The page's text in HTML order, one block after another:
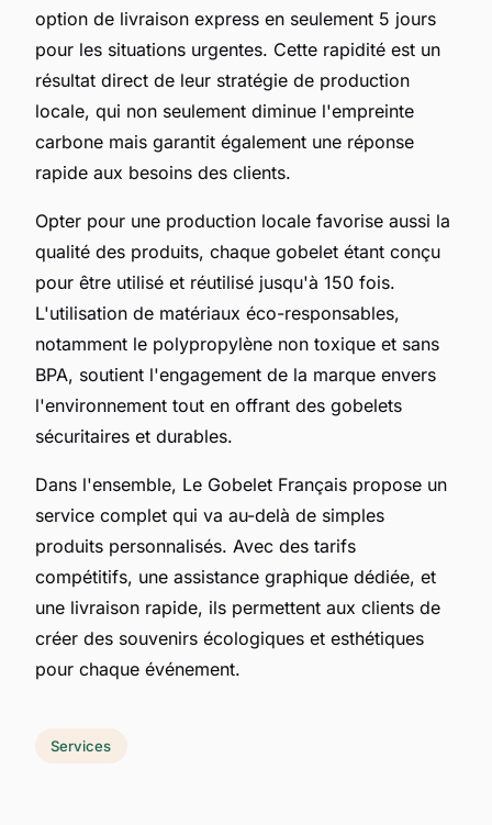
option de livraison express en seulement 5 jours
pour les situations urgentes. Cette rapidité est un
résultat direct de leur stratégie de production
locale, qui non seulement diminue l'empreinte
carbone mais garantit également une réponse
rapide aux besoins des clients.
Opter pour une production locale favorise aussi la
qualité des produits, chaque gobelet étant conçu
pour être utilisé et réutilisé jusqu'à 150 fois.
L'utilisation de matériaux éco-responsables,
notamment le polypropylène non toxique et sans
BPA, soutient l'engagement de la marque envers
l'environnement tout en offrant des gobelets
sécuritaires et durables.
Dans l'ensemble, Le Gobelet Français propose un
service complet qui va au-delà de simples
produits personnalisés. Avec des tarifs
compétitifs, une assistance graphique dédiée, et
une livraison rapide, ils permettent aux clients de
créer des souvenirs écologiques et esthétiques
pour chaque événement.
Services